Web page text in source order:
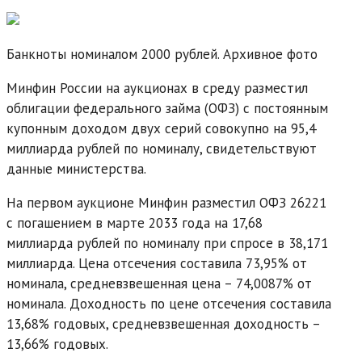
Банкноты номиналом 2000 рублей. Архивное фото
Минфин России на аукционах в среду разместил
облигации федерального займа (ОФЗ) с постоянным
купонным доходом двух серий совокупно на 95,4
миллиарда рублей по номиналу, свидетельствуют
данные министерства.
На первом аукционе Минфин разместил ОФЗ 26221
с погашением в марте 2033 года на 17,68
миллиарда рублей по номиналу при спросе в 38,171
миллиарда. Цена отсечения составила 73,95% от
номинала, средневзвешенная цена – 74,0087% от
номинала. Доходность по цене отсечения составила
13,68% годовых, средневзвешенная доходность –
13,66% годовых.